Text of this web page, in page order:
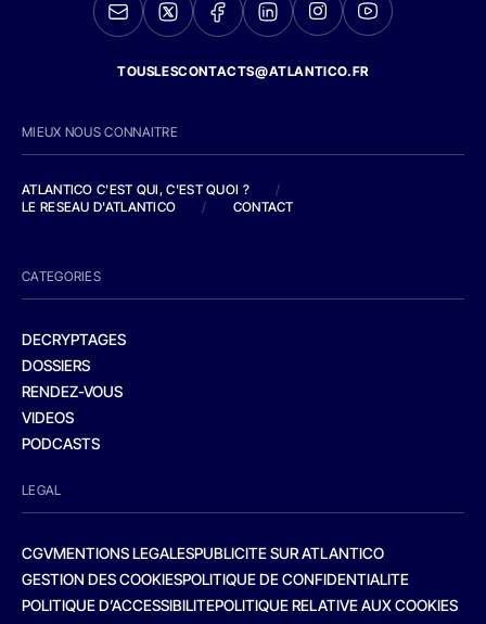
TOUSLESCONTACTS@ATLANTICO.FR
MIEUX NOUS CONNAITRE
ATLANTICO C'EST QUI, C'EST QUOI ?
/
LE RESEAU D'ATLANTICO
/ CONTACT
CATEGORIES
DECRYPTAGES
DOSSIERS
RENDEZ-VOUS
VIDEOS
PODCASTS
LEGAL
CGVMENTIONS LEGALESPUBLICITE SUR ATLANTICO
GESTION DES COOKIESPOLITIQUE DE CONFIDENTIALITE
POLITIQUE D’ACCESSIBILITEPOLITIQUE RELATIVE AUX COOKIES